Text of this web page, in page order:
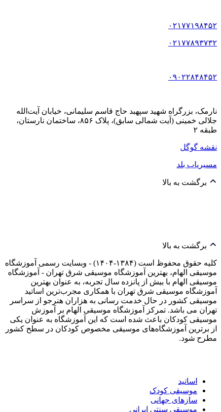
۰۲۱۷۷۱۹۸۴۵۲
۰۲۱۷۷۸۹۳۷۳۲
۰۹۰۲۲۸۴۸۴۵۲
نارمک، بزرگراه شهید سپهبد حاج قاسم سلیمانی، خیابان آیت‌الله
جلالی خمینی (آیت شمالی سابق)، پلاک ۸۵۶، ساختمان نارستان،
طبقه ۲
نقشه گوگل
مسیریاب بلد
برگشت به بالا
برگشت به بالا
کلیه حقوق محفوظ است (۱۳۸۴-۱۴۰۴) - وبسایت رسمی آموزشگاه
موسیقی الهام، بهترین آموزشگاه موسیقی شرق تهران - آموزشگاه
موسیقی الهام با بیش از پانزده سال تجربه، به عنوان بهترین
آموزشگاه موسیقی شرق تهران با همکاری مجرب‌ترین اساتید
موسیقی کشور در حال خدمت رسانی به هزاران هنرجو از سراسر
تهران می باشد. تمرکز آموزشگاه موسیقی الهام بر آموزش
موسیقی کودکان باعث شده است که این آموزشگاه به عنوان یکی
از برترین آموزشگاه‌های موسیقی مخصوص کودکان در سطح کشور
مطرح شود.
اساتید
موسیقی کودک
سازهای جهانی
موسیقی سنتی ایرانی